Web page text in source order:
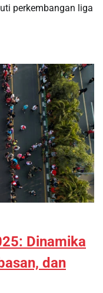
perkembangan liga
Dinamika
dan